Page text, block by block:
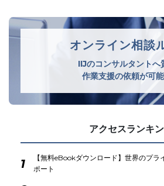
オンライン相談
IIJのコンサルタントへ
作業支援の依頼が可
アクセスランキ
1
【無料eBookダウンロード】世界のプラ
ポート